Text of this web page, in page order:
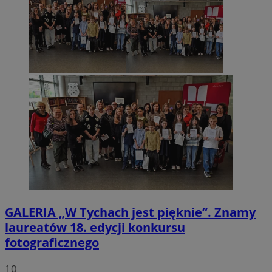
GALERIA „W Tychach jest pięknie”. Znamy
laureatów 18. edycji konkursu
fotograficznego
10